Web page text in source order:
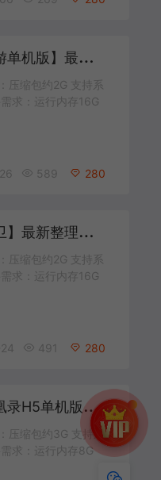
爱
游网单亲测【藏龙页游单机版】最新整理怀旧页游免flash 带GM充值物品GM工具 解压一键启动 视频安装教学
压缩包约2G 支持系
求：运行内存16G
589 280
爱
游网单亲测【热血虎卫】最新整理传奇页游 带假人 GM命令 数据库添加充值 虚拟机一键端 视频安装教学+手工端文本教学
压缩包约2G 支持系
求：运行内存16G
491 280
爱
游网单亲测【九州飞凰录H5单机版】最新整理挂机H5页游 带APK 支持自配家庭局域网手机连接 网页GM后台 虚拟机一键端视频安装教学
压缩包约3G 支持系
求：运行内存8G